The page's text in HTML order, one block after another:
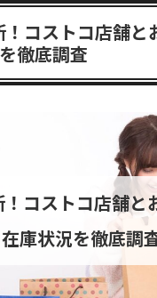
コストコ店舗と
徹底調査
コストコ店舗と
在庫状況を徹底調